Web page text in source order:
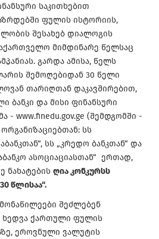
საკითხებით
ფულის ისტორიის,
შესახებ დიალოგის
მიმდინარე წელსაც
გარდა ამისა, წელს
შემოღებიდან 30 წელი
თარიღთან დაკავშირებით,
ბანკი და მისი ფინანსური
www.finedu.gov.ge (შემდგომში -
სს
სს „კრედო ბანკთან“ და
ასოციაციასთან“ ერთად,
ნახატების ღია კონკურსს
წლისაა“.
შეძლებენ
ხედვა ქართული ფულის
ეროვნული ვალუტის